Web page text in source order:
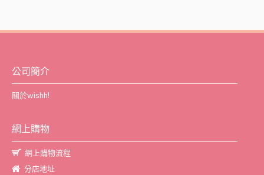
公司簡介
關於wishh!
網上購物
網上購物流程
分店地址